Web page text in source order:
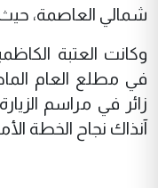
شمالي العاصمة، حيث
وكانت العتبة
زائر في مراسم
آنذاك نجاح الخطة